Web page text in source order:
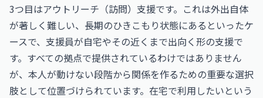
3つ目はアウトリーチ（訪問）支援です。これは外出自体
が著しく難しい、長期のひきこもり状態にあるといったケ
ースで、支援員が自宅やその近くまで出向く形の支援で
す。すべての拠点で提供されているわけではありません
が、本人が動けない段階から関係を作るための重要な選択
肢として位置づけられています。在宅で利用したいという